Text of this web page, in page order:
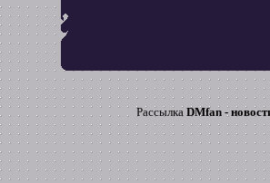
Рассылка DMfan -